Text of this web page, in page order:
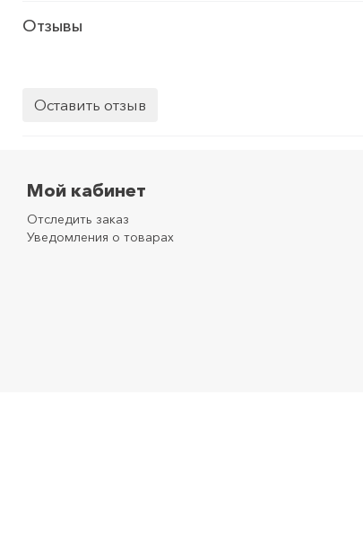
Отзывы
Оставить отзыв
Мой кабинет
Отследить заказ
Уведомления о товарах